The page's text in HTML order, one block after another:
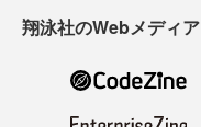
翔泳社のWebメディア